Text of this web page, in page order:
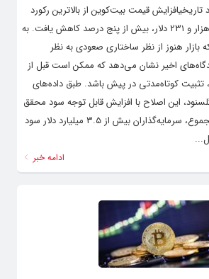
تاریخیافزایش قیمت بیت‌کوین از بالاترین رکورد
تاریخی جدید آن، ۱۲۳ هزار و ۲۳۱ دلار، بیش از پنج درصد کاهش یافت. به
بازار هنوز از نظر ساختاری صعودی به نظر
اخیر نشان می‌دهد که ممکن است قبل از
تثبیت کوتاه‌مدتی در پیش باشد. طبق داده‌های
این اصلاح با افزایش قابل توجه سود محقق
شده همسو است. در مجموع، سرمایه‌گذاران بیش از ۳.۵ میلیارد دلار سود
ادامه خبر